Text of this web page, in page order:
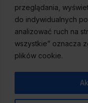
przeglądania,
do indywidualnych
analizować ruch na
wszystkie” oznacza
plików cookie.